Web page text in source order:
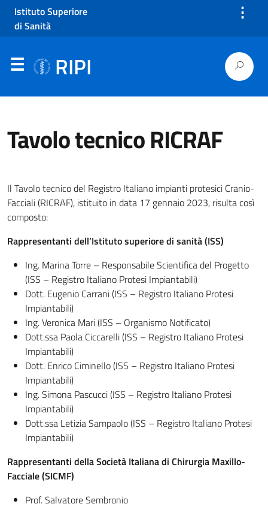
Istituto Superiore
di Sanità
⋮
RIPI
Tavolo tecnico RICRAF
Il Tavolo tecnico del Registro Italiano impianti protesici Cranio-
Facciali (RICRAF), istituito in data 17 gennaio 2023, risulta così
composto:
Rappresentanti dell’Istituto superiore di sanità (ISS)
Ing. Marina Torre – Responsabile Scientifica del Progetto
(ISS – Registro Italiano Protesi Impiantabili)
Dott. Eugenio Carrani (ISS – Registro Italiano Protesi
Impiantabili)
Ing. Veronica Mari (ISS – Organismo Notificato)
Dott.ssa Paola Ciccarelli (ISS – Registro Italiano Protesi
Impiantabili)
Dott. Enrico Ciminello (ISS – Registro Italiano Protesi
Impiantabili)
Ing. Simona Pascucci (ISS – Registro Italiano Protesi
Impiantabili)
Dott.ssa Letizia Sampaolo (ISS – Registro Italiano Protesi
Impiantabili)
Rappresentanti della Società Italiana di Chirurgia Maxillo-
Facciale (SICMF)
Prof. Salvatore Sembronio